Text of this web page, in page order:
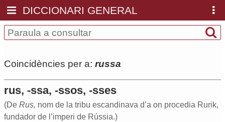
DICCIONARI GENERAL
Coincidències per a: russa
rus, -ssa, -ssos, -sses
(De Rus, nom de la tribu escandinava d’a on procedia Rurik,
fundador de l’imperi de Rússia.)